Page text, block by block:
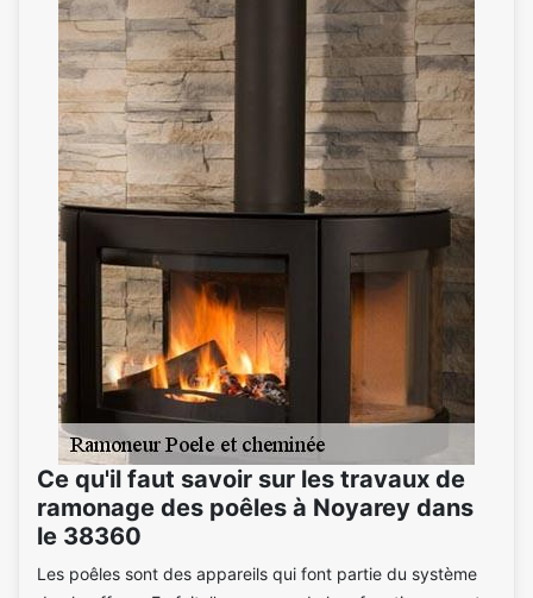
Ce qu'il faut savoir sur les travaux de
ramonage des poêles à Noyarey dans
le 38360
Les poêles sont des appareils qui font partie du système